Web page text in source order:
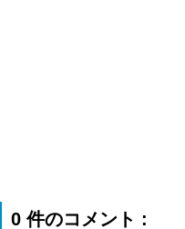
0 件のコメント :